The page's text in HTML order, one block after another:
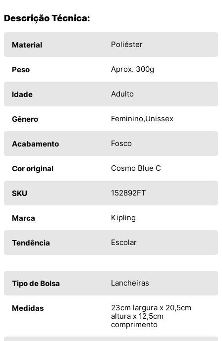
Descrição Técnica:
Material Poliéster
Peso Aprox. 300g
Idade Adulto
Gênero Feminino Unissex
Acabamento Fosco
Cor original Cosmo Blue C
SKU 152892FT
Marca Kipling
Tendência Escolar
Tipo de Bolsa Lancheiras
Medidas
23cm largura x 20,5cm
altura x 12,5cm
comprimento